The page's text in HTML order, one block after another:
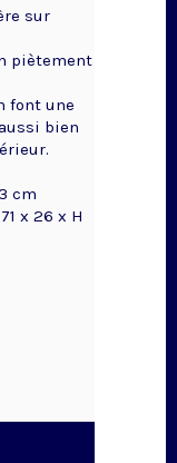
sur
piètement
font une
bien
cm
x 26 x H